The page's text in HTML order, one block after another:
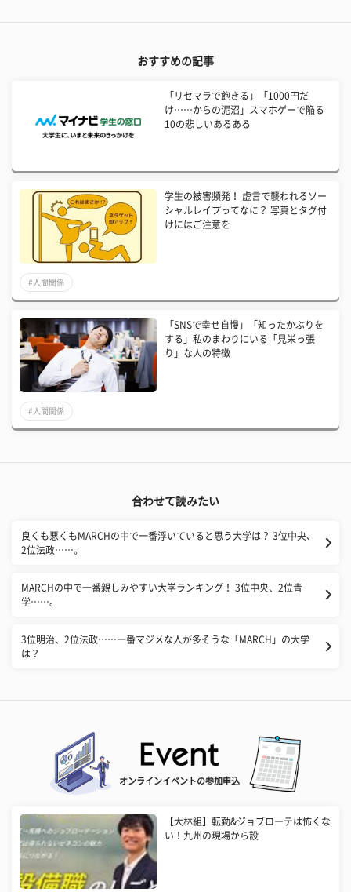
おすすめの記事
「リセマラで飽きる」「1000円だ
け……からの泥沼」スマホゲーで陥る
10の悲しいあるある
学生の被害頻発！ 虚言で襲われるソー
シャルレイプってなに？ 写真とタグ付
けにはご注意を
#人間関係
「SNSで幸せ自慢」「知ったかぶりを
する」私のまわりにいる「見栄っ張
り」な人の特徴
#人間関係
合わせて読みたい
良くも悪くもMARCHの中で一番浮いていると思う大学は？ 3位中央、
2位法政……。
MARCHの中で一番親しみやすい大学ランキング！ 3位中央、2位青
学……。
3位明治、2位法政……一番マジメな人が多そうな「MARCH」の大学
は？
オンラインイベントの参加申込
【大林組】転勤&ジョブローテは怖くな
い！九州の現場から設